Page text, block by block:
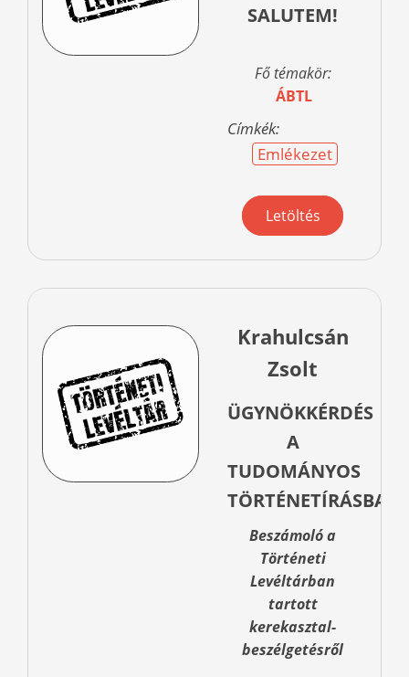
SALUTEM!
Fő témakör:
ÁBTL
Címkék:
Emlékezet
Letöltés
Krahulcsán
Zsolt
ÜGYNÖKKÉRDÉS
A
TUDOMÁNYOS
TÖRTÉNETÍRÁSBAN
Beszámoló a
Történeti
Levéltárban
tartott
kerekasztal-
beszélgetésről